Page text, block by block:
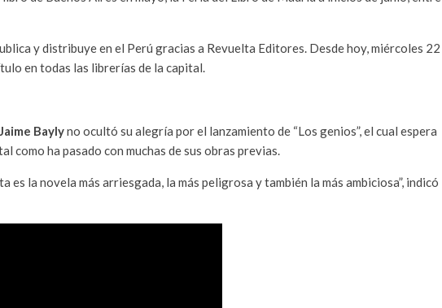
y distribuye en el Perú gracias a Revuelta Editores. Desde hoy, miércoles 22
en todas las librerías de la capital.
Jaime Baylyno ocultó su alegría por el lanzamiento de “Los genios”, el cual espera
como ha pasado con muchas de sus obras previas.
es la novela más arriesgada, la más peligrosa y también la más ambiciosa”, indicó